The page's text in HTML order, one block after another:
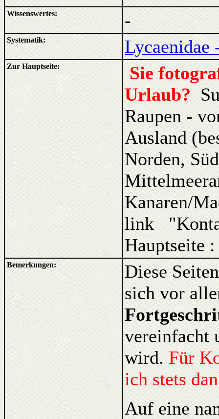
Wissenswertes: -
Systematik: Lycaenidae
Zur Hauptseite:
Sie
Urlaub?
Raupen -
Ausland
Norden,
Kanaren/
link
Hauptseite
Bemerkungen:
Diese
sich vor
vereinfacht
wird. Für
ich stets
Auf eine